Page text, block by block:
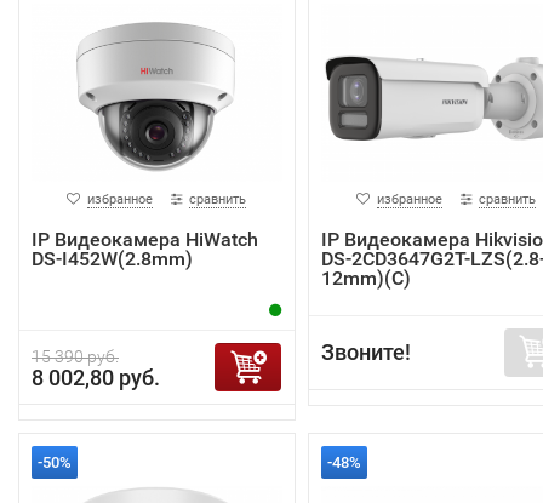
избранное сравнить
IP Видеокамера HiWatch
DS-I452W(2.8mm)
15 390 руб.
8 002,80 руб.
избранное сравнить
IP Видеокамера
DS-2CD3647G2T-
12mm)(C)
Звоните!
-50% -48%